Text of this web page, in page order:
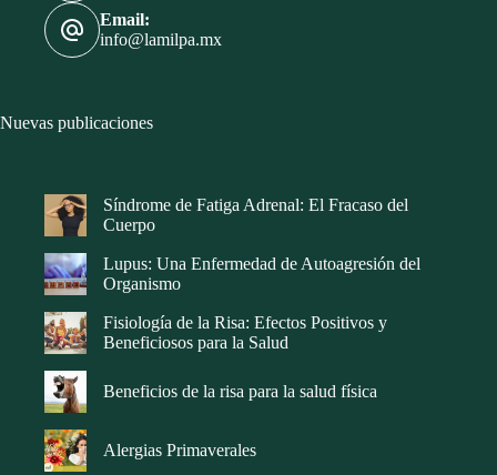
Email:
info@lamilpa.mx
Nuevas publicaciones
Síndrome de Fatiga Adrenal: El Fracaso del
Cuerpo
Lupus: Una Enfermedad de Autoagresión del
Organismo
Fisiología de la Risa: Efectos Positivos y
Beneficiosos para la Salud
Beneficios de la risa para la salud física
Alergias Primaverales